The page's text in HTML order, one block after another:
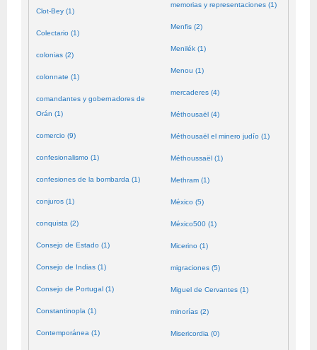
Clot-Bey (1)
Colectario (1)
colonias (2)
colonnate (1)
comandantes y gobernadores de
Orán (1)
comercio (9)
confesionalismo (1)
confesiones de la bombarda (1)
conjuros (1)
conquista (2)
Consejo de Estado (1)
Consejo de Indias (1)
Consejo de Portugal (1)
Constantinopla (1)
Contemporánea (1)
memorias y representaciones (1)
Menfis (2)
Menilék (1)
Menou (1)
mercaderes (4)
Méthousaël (4)
Méthousaël el minero judío (1)
Méthoussaël (1)
Methram (1)
México (5)
México500 (1)
Micerino (1)
migraciones (5)
Miguel de Cervantes (1)
minorías (2)
Misericordia (0)